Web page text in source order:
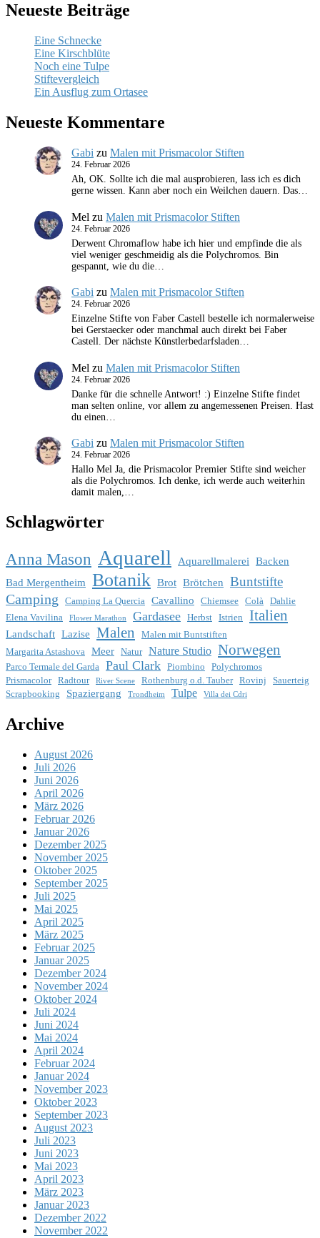
Neueste Beiträge
Eine Schnecke
Eine Kirschblüte
Noch eine Tulpe
Stiftevergleich
Ein Ausflug zum Ortasee
Neueste Kommentare
Gabi zu Malen mit Prismacolor Stiften
24. Februar 2026
Ah, OK. Sollte ich die mal ausprobieren, lass ich es dich
gerne wissen. Kann aber noch ein Weilchen dauern. Das…
Mel zu Malen mit Prismacolor Stiften
24. Februar 2026
Derwent Chromaflow habe ich hier und empfinde die als
viel weniger geschmeidig als die Polychromos. Bin
gespannt, wie du die…
Gabi zu Malen mit Prismacolor Stiften
24. Februar 2026
Einzelne Stifte von Faber Castell bestelle ich normalerweise
bei Gerstaecker oder manchmal auch direkt bei Faber
Castell. Der nächste Künstlerbedarfsladen…
Mel zu Malen mit Prismacolor Stiften
24. Februar 2026
Danke für die schnelle Antwort! :) Einzelne Stifte findet
man selten online, vor allem zu angemessenen Preisen. Hast
du einen…
Gabi zu Malen mit Prismacolor Stiften
24. Februar 2026
Hallo Mel Ja, die Prismacolor Premier Stifte sind weicher
als die Polychromos. Ich denke, ich werde auch weiterhin
damit malen,…
Schlagwörter
Anna Mason Aquarell Aquarellmalerei Backen
Bad Mergentheim Botanik Brot Brötchen Buntstifte
Camping Camping La Quercia Cavallino Chiemsee Colà Dahlie
Elena Vavilina
Flower Marathon Gardasee Herbst Istrien Italien
Landschaft Lazise Malen
Malen mit Buntstiften
Margarita Astashova Meer Natur Nature Studio Norwegen
Parco Termale del Garda Paul Clark Piombino
Polychromos
Prismacolor Radtour River Scene Rothenburg o.d. Tauber Rovinj
Sauerteig
Scrapbooking
Spaziergang Trondheim Tulpe Villa dei Cdri
Archive
August 2026
Juli 2026
Juni 2026
April 2026
März 2026
Februar 2026
Januar 2026
Dezember 2025
November 2025
Oktober 2025
September 2025
Juli 2025
Mai 2025
April 2025
März 2025
Februar 2025
Januar 2025
Dezember 2024
November 2024
Oktober 2024
Juli 2024
Juni 2024
Mai 2024
April 2024
Februar 2024
Januar 2024
November 2023
Oktober 2023
September 2023
August 2023
Juli 2023
Juni 2023
Mai 2023
April 2023
März 2023
Januar 2023
Dezember 2022
November 2022